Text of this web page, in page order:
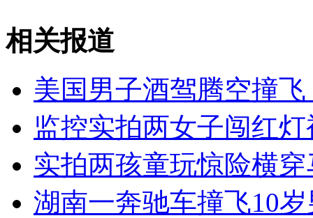
女孩北京地铁殴打老人 痛下狠手拳打脚踢
无痛分娩是否安全 医生回应
相关报道
美国男子酒驾腾空撞
监控实拍两女子闯红
实拍两孩童玩惊险横
湖南一奔驰车撞飞10